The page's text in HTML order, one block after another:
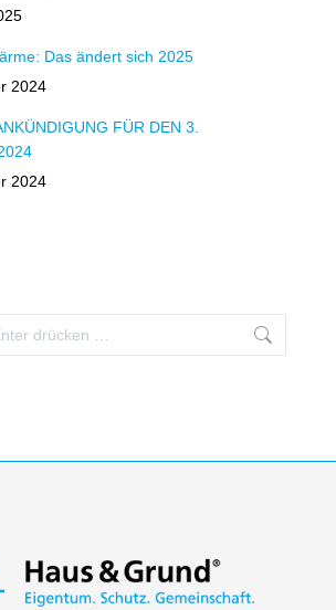
Das ändert sich 2025
2024
FÜR DEN 3.
2024